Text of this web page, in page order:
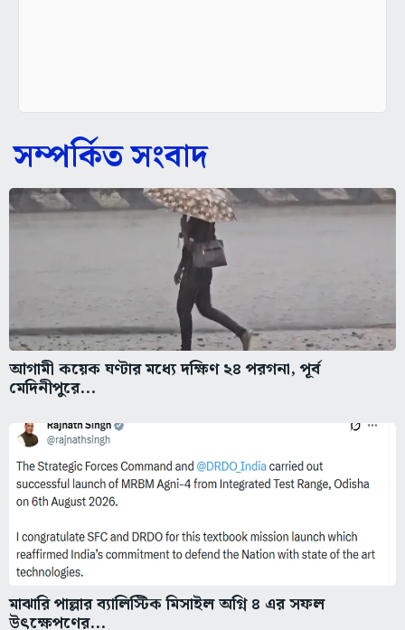
সম্পর্কিত সংবাদ
আগামী কয়েক ঘণ্টার মধ্যে দক্ষিণ ২৪ পরগনা, পূর্ব
মেদিনীপুরে...
মাঝারি পাল্লার ব্যালিস্টিক মিসাইল অগ্নি ৪ এর সফল
উৎক্ষেপণের...